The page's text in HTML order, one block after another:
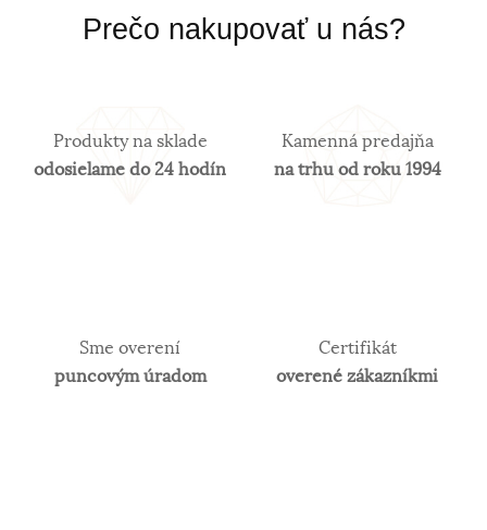
biele zlato. Obsah zlata v klenotníckych zliatinách
Prečo nakupovať u nás?
Produkty na sklade
odosielame do 24 hodín
Kamenná predajňa
na trhu od roku 1994
Sme overení
puncovým úradom
Certifikát
overené zákazníkmi